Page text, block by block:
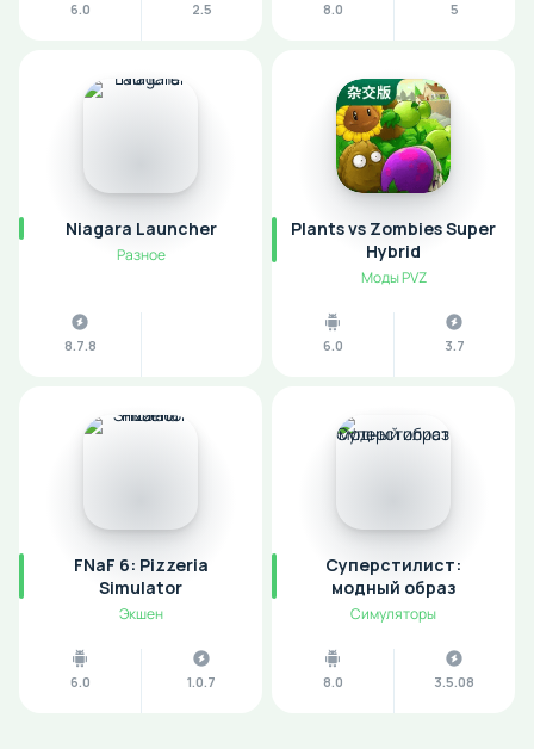
6.0 2.5 8.0 5
Niagara Launcher
Разное
8.7.8
Plants vs Zombies Super
Hybrid
Моды PVZ
6.0 3.7
FNaF 6: Pizzeria
Simulator
Экшен
6.0 1.0.7
Суперстилист:
модный образ
Симуляторы
8.0 3.5.08